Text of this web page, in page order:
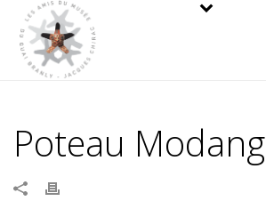
Poteau Modang